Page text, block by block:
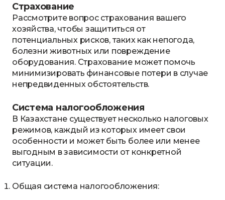
Страхование
Рассмотрите вопрос страхования вашего
хозяйства, чтобы защититься от
потенциальных рисков, таких как непогода,
болезни животных или повреждение
оборудования. Страхование может помочь
минимизировать финансовые потери в случае
непредвиденных обстоятельств.
Система налогообложения
В Казахстане существует несколько налоговых
режимов, каждый из которых имеет свои
особенности и может быть более или менее
выгодным в зависимости от конкретной
ситуации.
Общая система налогообложения: